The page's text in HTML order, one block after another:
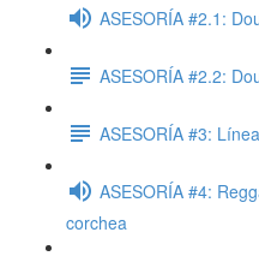
ASESORÍA #2.1:
ASESORÍA #2.2:
ASESORÍA #3:
ASESORÍA #4:
corchea